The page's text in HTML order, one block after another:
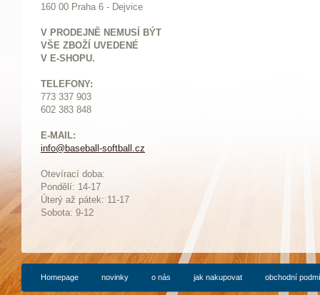
160 00 Praha 6 - Dejvice
V PRODEJNĚ NEMUSÍ BÝT
VŠE ZBOŽÍ UVEDENÉ
V E-SHOPU.
TELEFONY:
773 337 903
602 383 848
E-MAIL:
info@baseball-softball.cz
Otevírací doba:
Pondělí: 14-17
Úterý až pátek: 11-17
Sobota: 9-12
Homepage novinky o nás jak nakupovat obchodní